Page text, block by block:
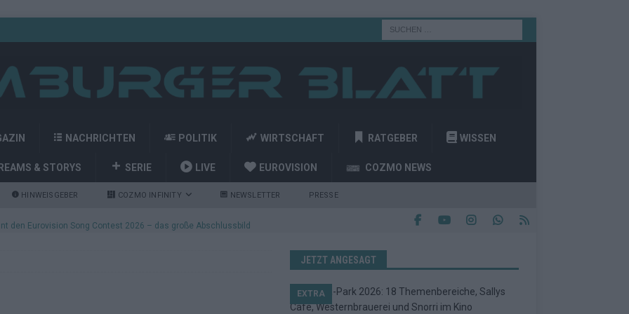
NACHRICHTEN POLITIK WIRTSCHAFT RATGEBER WISSEN
& STORYS SERIE LIVE EUROVISION COZMO NEWS
HINWEISGEBER COZMO INFINITY NEWSLETTER PRESSE
den Eurovision Song Contest 2026 – das große Abschlussbild
JETZT ANGESAGT
EXTRA